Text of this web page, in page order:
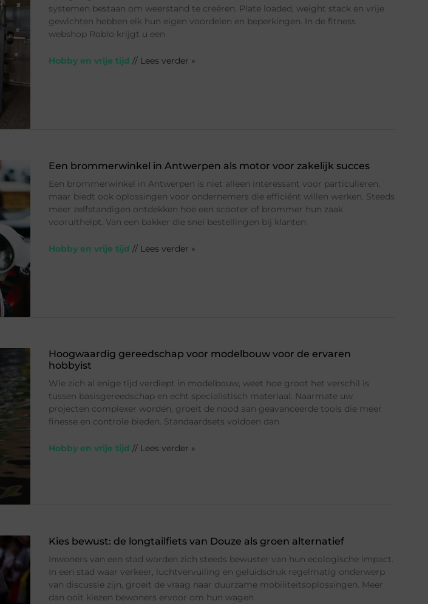
systemen bestaan om weerstand te creëren. Plate loaded, weight stack en vrije
gewichten hebben elk hun eigen voordelen en beperkingen. In de fitness
webshop Roblo krijgt u een
Hobby en vrije tijd // Lees verder »
Een brommerwinkel in Antwerpen als motor voor zakelijk succes
Een brommerwinkel in Antwerpen is niet alleen interessant voor particulieren,
maar biedt ook oplossingen voor ondernemers die efficiënt willen werken. Steeds
meer zelfstandigen ontdekken hoe een scooter of brommer hun zaak
vooruithelpt. Van een bakker die snel bestellingen bij klanten
Hobby en vrije tijd // Lees verder »
Hoogwaardig gereedschap voor modelbouw voor de ervaren
hobbyist
Wie zich al enige tijd verdiept in modelbouw, weet hoe groot het verschil is
tussen basisgereedschap en echt specialistisch materiaal. Naarmate uw
projecten complexer worden, groeit de nood aan geavanceerde tools die meer
finesse en controle bieden. Standaardsets voldoen dan
Hobby en vrije tijd // Lees verder »
Kies bewust: de longtailfiets van Douze als groen alternatief
Inwoners van een stad worden zich steeds bewuster van hun ecologische impact.
In een stad waar verkeer, luchtvervuiling en geluidsdruk regelmatig onderwerp
van discussie zijn, groeit de vraag naar duurzame mobiliteitsoplossingen. Meer
dan ooit kiezen bewoners ervoor om hun wagen